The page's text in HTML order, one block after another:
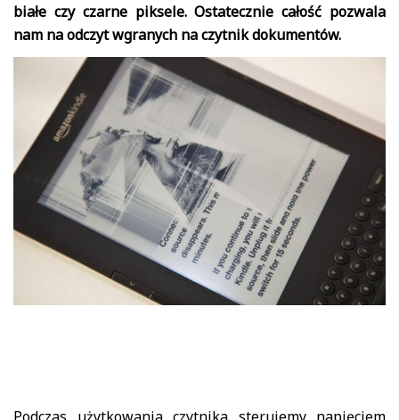
białe czy czarne piksele. Ostatecznie całość pozwala
nam na odczyt wgranych na czytnik dokumentów.